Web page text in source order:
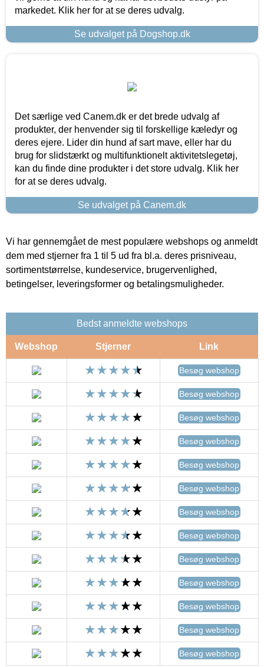
markedet. Klik her for at se deres udvalg.
Se udvalget på Dogshop.dk
Det særlige ved Canem.dk er det brede udvalg af
produkter, der henvender sig til forskellige kæledyr og
deres ejere. Lider din hund af sart mave, eller har du
brug for slidstærkt og multifunktionelt aktivitetslegetøj,
kan du finde dine produkter i det store udvalg. Klik her
for at se deres udvalg.
Se udvalget på Canem.dk
Vi har gennemgået de mest populære webshops og anmeldt
dem med stjerner fra 1 til 5 ud fra bl.a. deres prisniveau,
sortimentstørrelse, kundeservice, brugervenlighed,
betingelser, leveringsformer og betalingsmuligheder.
Bedst anmeldte webshops
Webshop Stjerner Link
Besøg webshop
Besøg webshop
Besøg webshop
Besøg webshop
Besøg webshop
Besøg webshop
Besøg webshop
Besøg webshop
Besøg webshop
Besøg webshop
Besøg webshop
Besøg webshop
Besøg webshop